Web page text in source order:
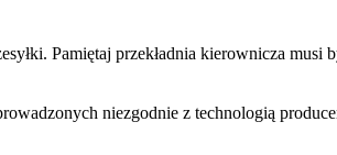
Pamiętaj przekładnia kierownicza musi
niezgodnie z technologią